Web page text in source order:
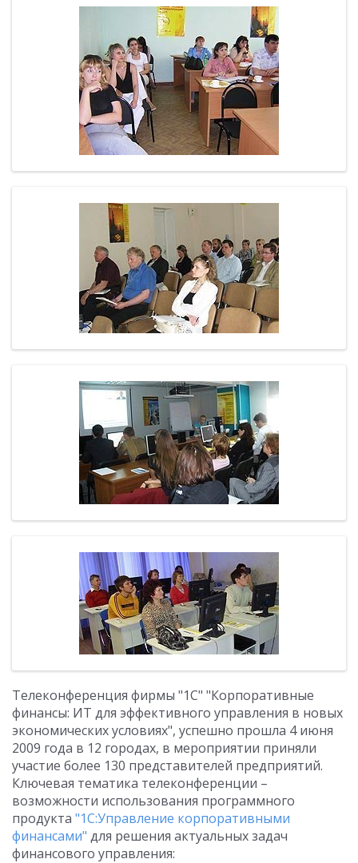
Телеконференция фирмы "1С" "Корпоративные
финансы: ИТ для эффективного управления в новых
экономических условиях", успешно прошла 4 июня
2009 года в 12 городах, в мероприятии приняли
участие более 130 представителей предприятий.
Ключевая тематика телеконференции –
возможности использования программного
продукта "1С:Управление корпоративными
финансами" для решения актуальных задач
финансового управления: